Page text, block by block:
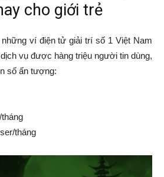
cho giới trẻ
ví điện tử giải trí số 1 Việt Nam
vụ được hàng triệu người tin dùng,
số ấn tượng:
tháng